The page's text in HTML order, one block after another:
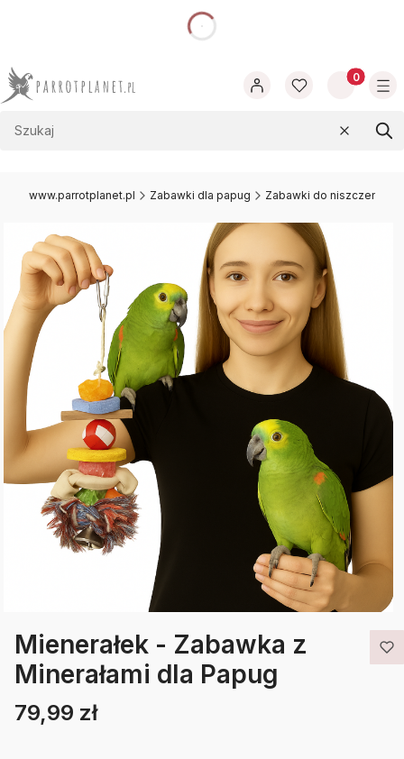
Produkty
Wyczyść
www.parrotplanet.pl Zabawki dla papug Zabawki do niszczenia
Mienerałek - Zabawka z
Minerałami dla Papug
Etykiety
Cena
79,99 zł